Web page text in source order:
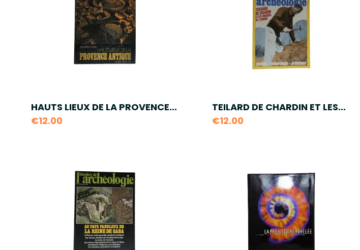
HAUTS LIEUX DE LA PROVENCE...
€12.00
TEILARD DE CHARDIN ET LES...
€12.00